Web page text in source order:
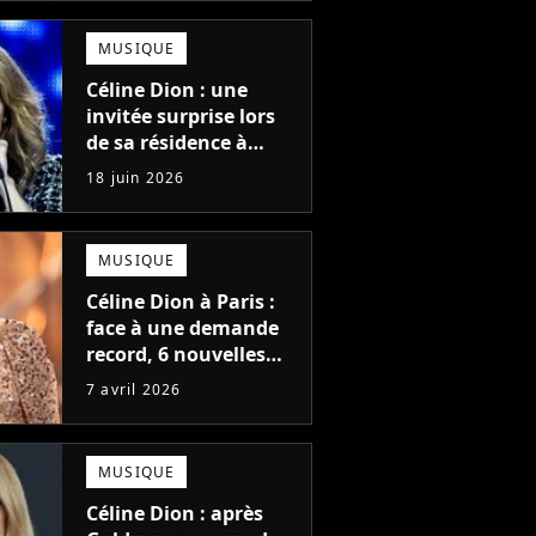
MUSIQUE
Céline Dion : une
invitée surprise lors
de sa résidence à
Paris ? "C'est un rêve"
18 juin 2026
MUSIQUE
Céline Dion à Paris :
face à une demande
record, 6 nouvelles
dates ajoutées… voici
chance
7 avril 2026
MUSIQUE
Céline Dion : après